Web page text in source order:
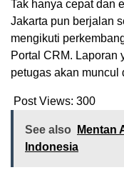
Tak hanya cepat dan
Jakarta pun berjalan
mengikuti
Portal CRM. Laporan
petugas akan muncul
Post Views: 300
See also
Mentan
Indonesia